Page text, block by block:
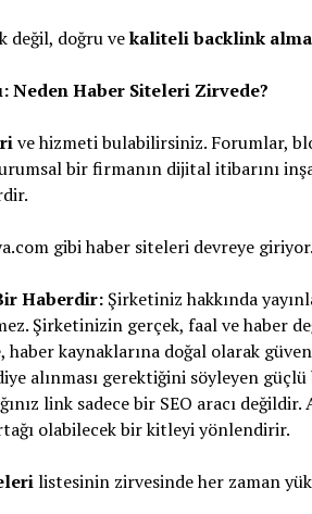
değil, doğru vekaliteli backlink alma
Neden Haber Siteleri Zirvede?
ve hizmeti bulabilirsiniz. Forumlar,
bir firmanın dijital itibarını
gibi haber siteleri devreye
Haberdir:Şirketiniz hakkında
Şirketinizin gerçek, faal ve haber
haber kaynaklarına doğal olarak
alınması gerektiğini söyleyen
link sadece bir SEO aracı
olabilecek bir kitleyi yönlendirir.
listesinin zirvesinde her zaman